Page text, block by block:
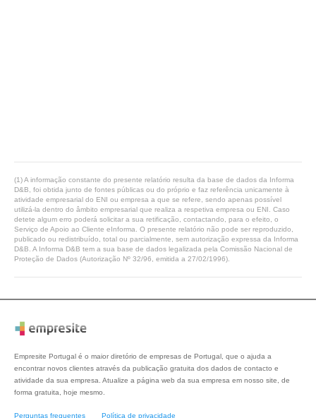
(1) A informação constante do presente relatório resulta da base de dados da Informa
D&B, foi obtida junto de fontes públicas ou do próprio e faz referência unicamente à
atividade empresarial do ENI ou empresa a que se refere, sendo apenas possível
utilizá-la dentro do âmbito empresarial que realiza a respetiva empresa ou ENI. Caso
detete algum erro poderá solicitar a sua retificação, contactando, para o efeito, o
Serviço de Apoio ao Cliente eInforma. O presente relatório não pode ser reproduzido,
publicado ou redistribuído, total ou parcialmente, sem autorização expressa da Informa
D&B. A Informa D&B tem a sua base de dados legalizada pela Comissão Nacional de
Proteção de Dados (Autorização Nº 32/96, emitida a 27/02/1996).
Empresite Portugal é o maior diretório de empresas de Portugal, que o ajuda a
encontrar novos clientes através da publicação gratuita dos dados de contacto e
atividade da sua empresa. Atualize a página web da sua empresa em nosso site, de
forma gratuita, hoje mesmo.
Perguntas frequentes Política de privacidade